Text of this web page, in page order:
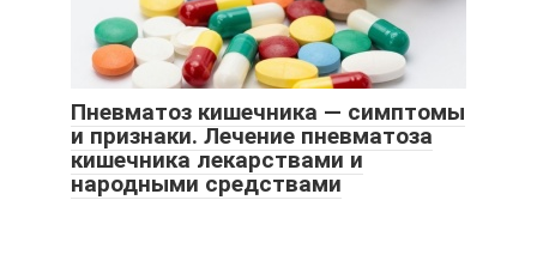
Пневматоз кишечника — симптомы
и признаки. Лечение пневматоза
кишечника лекарствами и
народными средствами